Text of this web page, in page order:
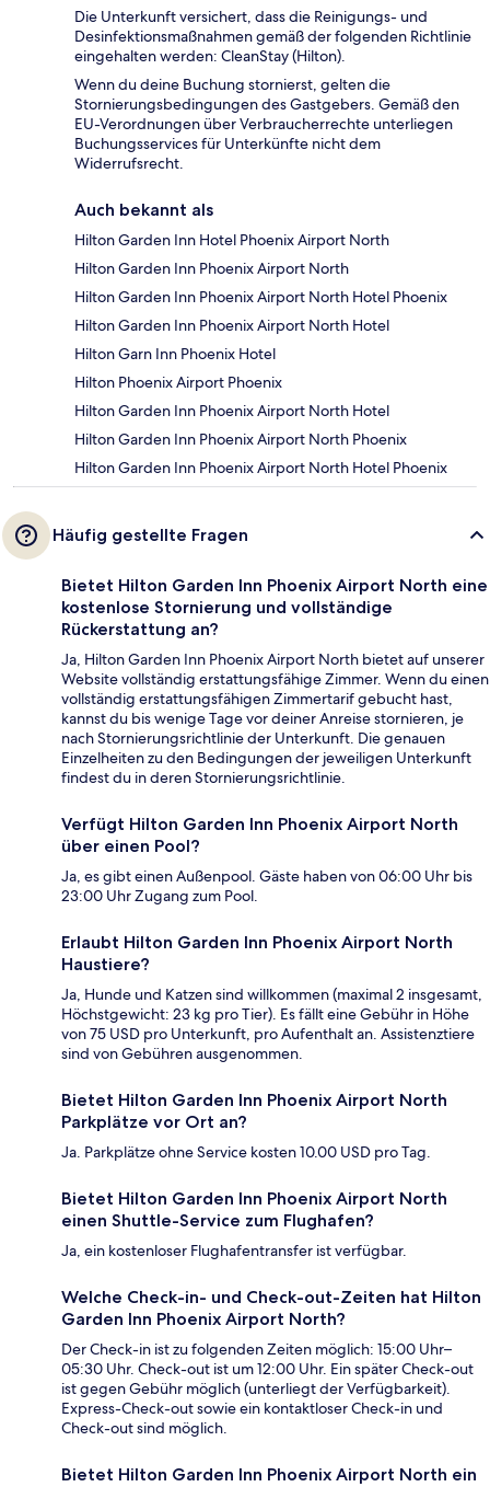
Die Unterkunft versichert, dass die Reinigungs- und
Desinfektionsmaßnahmen gemäß der folgenden Richtlinie
eingehalten werden: CleanStay (Hilton).
Wenn du deine Buchung stornierst, gelten die
Stornierungsbedingungen des Gastgebers. Gemäß den
EU-Verordnungen über Verbraucherrechte unterliegen
Buchungsservices für Unterkünfte nicht dem
Widerrufsrecht.
Auch bekannt als
Hilton Garden Inn Hotel Phoenix Airport North
Hilton Garden Inn Phoenix Airport North
Hilton Garden Inn Phoenix Airport North Hotel Phoenix
Hilton Garden Inn Phoenix Airport North Hotel
Hilton Garn Inn Phoenix Hotel
Hilton Phoenix Airport Phoenix
Hilton Garden Inn Phoenix Airport North Hotel
Hilton Garden Inn Phoenix Airport North Phoenix
Hilton Garden Inn Phoenix Airport North Hotel Phoenix
Häufig gestellte Fragen
Bietet Hilton Garden Inn Phoenix Airport North eine
kostenlose Stornierung und vollständige
Rückerstattung an?
Ja, Hilton Garden Inn Phoenix Airport North bietet auf unserer
Website vollständig erstattungsfähige Zimmer. Wenn du einen
vollständig erstattungsfähigen Zimmertarif gebucht hast,
kannst du bis wenige Tage vor deiner Anreise stornieren, je
nach Stornierungsrichtlinie der Unterkunft. Die genauen
Einzelheiten zu den Bedingungen der jeweiligen Unterkunft
findest du in deren Stornierungsrichtlinie.
Verfügt Hilton Garden Inn Phoenix Airport North
über einen Pool?
Ja, es gibt einen Außenpool. Gäste haben von 06:00 Uhr bis
23:00 Uhr Zugang zum Pool.
Erlaubt Hilton Garden Inn Phoenix Airport North
Haustiere?
Ja, Hunde und Katzen sind willkommen (maximal 2 insgesamt,
Höchstgewicht: 23 kg pro Tier). Es fällt eine Gebühr in Höhe
von 75 USD pro Unterkunft, pro Aufenthalt an. Assistenztiere
sind von Gebühren ausgenommen.
Bietet Hilton Garden Inn Phoenix Airport North
Parkplätze vor Ort an?
Ja. Parkplätze ohne Service kosten 10.00 USD pro Tag.
Bietet Hilton Garden Inn Phoenix Airport North
einen Shuttle-Service zum Flughafen?
Ja, ein kostenloser Flughafentransfer ist verfügbar.
Welche Check-in- und Check-out-Zeiten hat Hilton
Garden Inn Phoenix Airport North?
Der Check-in ist zu folgenden Zeiten möglich: 15:00 Uhr–
05:30 Uhr. Check-out ist um 12:00 Uhr. Ein später Check-out
ist gegen Gebühr möglich (unterliegt der Verfügbarkeit).
Express-Check-out sowie ein kontaktloser Check-in und
Check-out sind möglich.
Bietet Hilton Garden Inn Phoenix Airport North ein